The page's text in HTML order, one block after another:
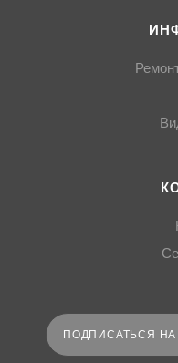
ПОДПИСАТЬСЯ